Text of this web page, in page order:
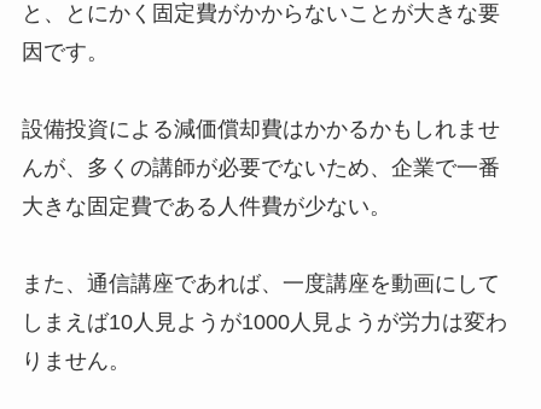
と、とにかく固定費がかからないことが大きな要
因です。
設備投資による減価償却費はかかるかもしれませ
んが、多くの講師が必要でないため、企業で一番
大きな固定費である人件費が少ない。
また、通信講座であれば、一度講座を動画にして
しまえば10人見ようが1000人見ようが労力は変わ
りません。